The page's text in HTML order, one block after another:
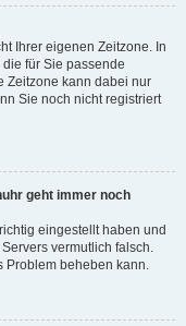
Ihrer eigenen Zeitzone. In
für Sie passende
Zeitzone kann dabei nur
Sie noch nicht registriert
geht immer noch
eingestellt haben und
vermutlich falsch.
Problem beheben kann.